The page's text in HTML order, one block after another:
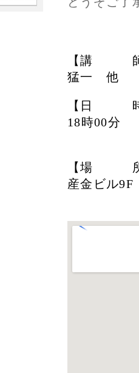
【講
猛一 他
【日 時
18時00分
【場 所
産金ビル